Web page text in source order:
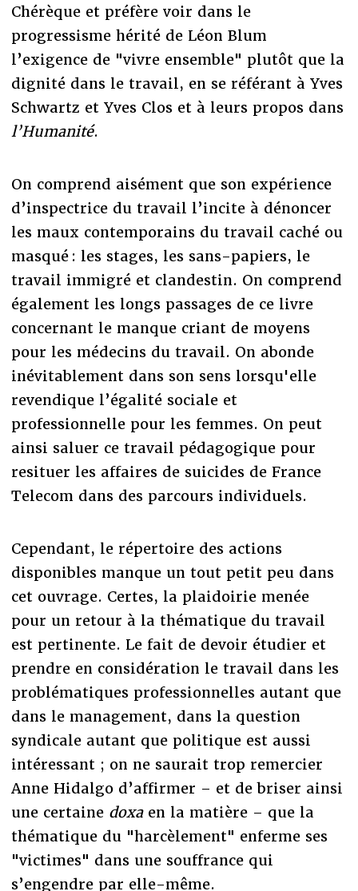
Chérèque et préfère voir dans le
progressisme hérité de Léon Blum
l’exigence de "vivre ensemble" plutôt que la
dignité dans le travail, en se référant à Yves
Schwartz et Yves Clos et à leurs propos dans
l’Humanité.
On comprend aisément que son expérience
d’inspectrice du travail l’incite à dénoncer
les maux contemporains du travail caché ou
masqué : les stages, les sans-papiers, le
travail immigré et clandestin. On comprend
également les longs passages de ce livre
concernant le manque criant de moyens
pour les médecins du travail. On abonde
inévitablement dans son sens lorsqu'elle
revendique l’égalité sociale et
professionnelle pour les femmes. On peut
ainsi saluer ce travail pédagogique pour
resituer les affaires de suicides de France
Telecom dans des parcours individuels.
Cependant, le répertoire des actions
disponibles manque un tout petit peu dans
cet ouvrage. Certes, la plaidoirie menée
pour un retour à la thématique du travail
est pertinente. Le fait de devoir étudier et
prendre en considération le travail dans les
problématiques professionnelles autant que
dans le management, dans la question
syndicale autant que politique est aussi
intéressant ; on ne saurait trop remercier
Anne Hidalgo d’affirmer – et de briser ainsi
une certaine doxa en la matière – que la
thématique du "harcèlement" enferme ses
"victimes" dans une souffrance qui
s’engendre par elle-même.